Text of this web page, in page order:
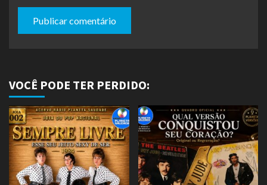
VOCÊ PODE TER PERDIDO: